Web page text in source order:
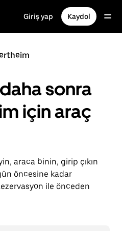
Giriş yap Kaydol
sonra
için araç
araca binin, girip çıkın
öncesine kadar
ile önceden